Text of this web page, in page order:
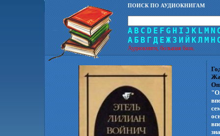
ПОИСК ПО АУДИОКНИГАМ
A B C D E F G H I J K L M N
А Б В Г Д Е Ж З И Й КЛ М Н
Аудиокниги, большая база.